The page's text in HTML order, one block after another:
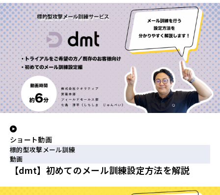
ショート動画
標的型攻撃メール訓練
動画
【dmt】初めてのメール訓練設定方法を解説